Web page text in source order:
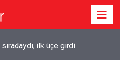
salonunda kavga: 5 yaralı